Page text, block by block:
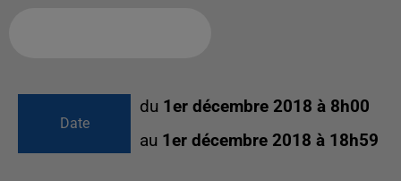
Date
du 1er décembre 2018 à 8h00
au 1er décembre 2018 à 18h59